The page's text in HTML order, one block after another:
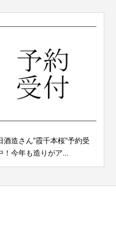
１２月の日曜日の営業に関して
(20日・27日（日）...